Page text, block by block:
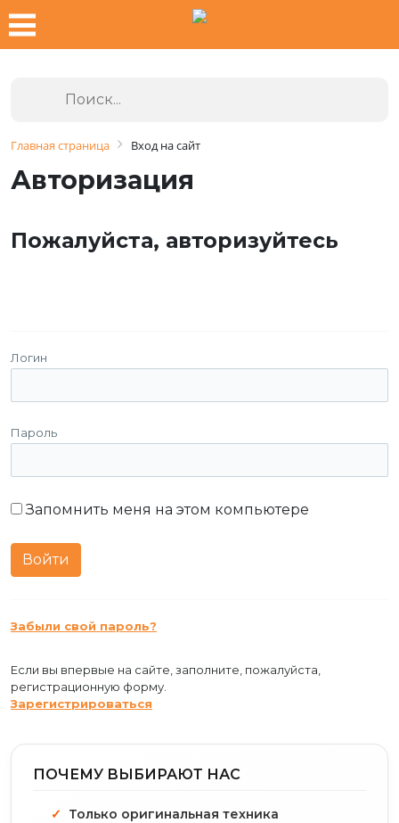
Главная страница Вход на сайт
Авторизация
Пожалуйста, авторизуйтесь
Логин
Пароль
Запомнить меня на этом компьютере
Забыли свой пароль?
Если вы впервые на сайте, заполните, пожалуйста,
регистрационную форму.
Зарегистрироваться
ПОЧЕМУ ВЫБИРАЮТ НАС
Только оригинальная техника